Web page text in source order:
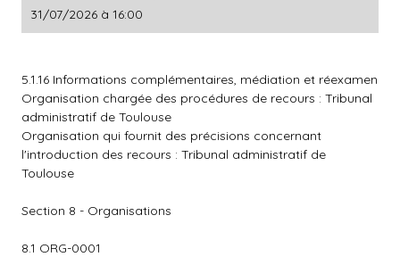
31/07/2026 à 16:00
5.1.16 Informations complémentaires, médiation et réexamen
Organisation chargée des procédures de recours : Tribunal
administratif de Toulouse
Organisation qui fournit des précisions concernant
l'introduction des recours : Tribunal administratif de
Toulouse
Section 8 - Organisations
8.1 ORG-0001